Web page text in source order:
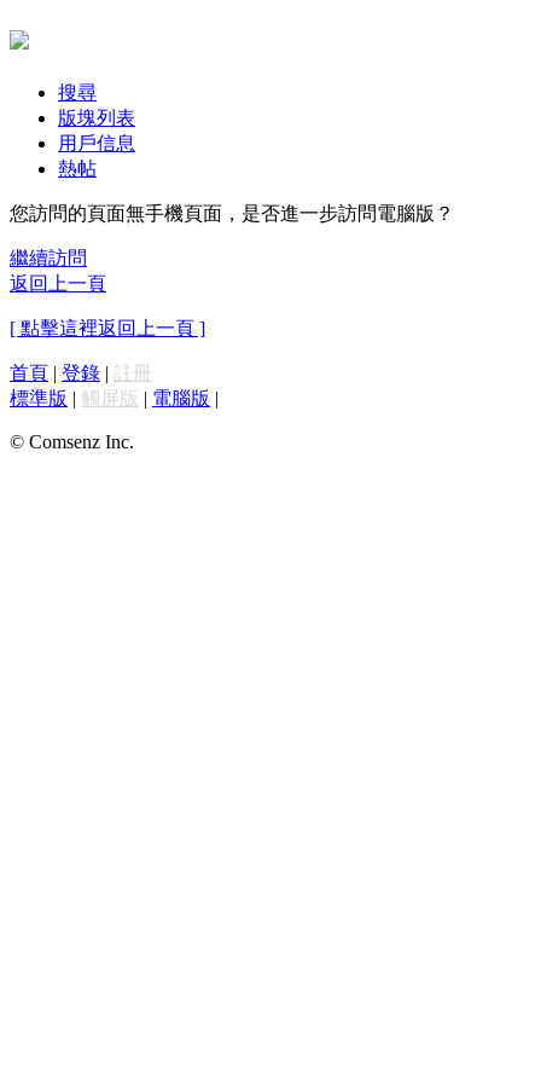
搜尋
版塊列表
用戶信息
熱帖
您訪問的頁面無手機頁面，是否進一步訪問電腦版？
繼續訪問
返回上一頁
[ 點擊這裡返回上一頁 ]
首頁 | 登錄 | 註冊
標準版 | 觸屏版 | 電腦版 |
© Comsenz Inc.